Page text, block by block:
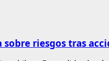
riesgos tras